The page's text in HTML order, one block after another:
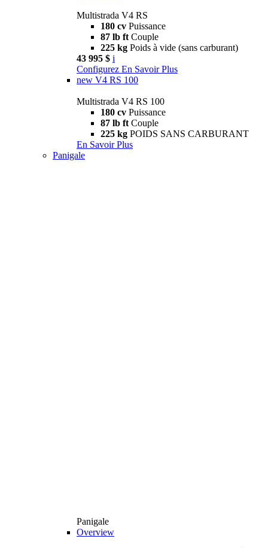
Multistrada V4 RS
180 cv Puissance
87 lb ft Couple
225 kg Poids à vide (sans carburant)
43 995 $ i
Configurez En Savoir Plus
new V4 RS 100
Multistrada V4 RS 100
180 cv Puissance
87 lb ft Couple
225 kg POIDS SANS CARBURANT
En Savoir Plus
Panigale
Panigale
Overview